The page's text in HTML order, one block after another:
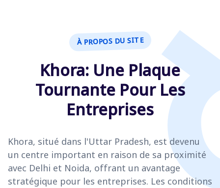
À PROPOS DU SITE
Khora: Une Plaque
Tournante Pour Les
Entreprises
Khora, situé dans l'Uttar Pradesh, est devenu
un centre important en raison de sa proximité
avec Delhi et Noida, offrant un avantage
stratégique pour les entreprises. Les conditions